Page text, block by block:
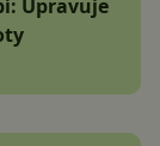
Upravuje